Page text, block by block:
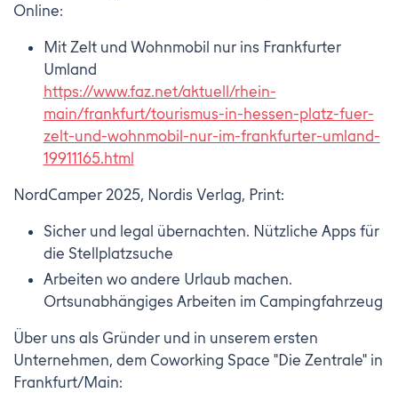
Online:
Mit Zelt und Wohnmobil nur ins Frankfurter
Umland
https://www.faz.net/aktuell/rhein-
main/frankfurt/tourismus-in-hessen-platz-fuer-
zelt-und-wohnmobil-nur-im-frankfurter-umland-
19911165.html
NordCamper 2025, Nordis Verlag, Print:
Sicher und legal übernachten. Nützliche Apps für
die Stellplatzsuche
Arbeiten wo andere Urlaub machen.
Ortsunabhängiges Arbeiten im Campingfahrzeug
Über uns als Gründer und in unserem ersten
Unternehmen, dem Coworking Space "Die Zentrale" in
Frankfurt/Main: